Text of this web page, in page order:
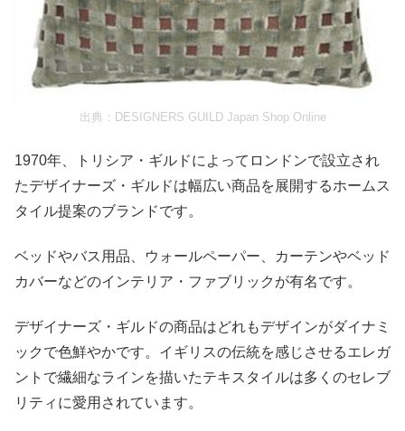
出典： DESIGNERS GUILD Japan Shop Online
1970年、トリシア・ギルドによってロンドンで設立され
たデザイナーズ・ギルドは幅広い商品を展開するホームス
タイル提案のブランドです。
ベッドやバス用品、ウォールペーパー、カーテンやベッド
カバーなどのインテリア・ファブリックが有名です。
デザイナーズ・ギルドの商品はどれもデザインがダイナミ
ックで色鮮やかです。イギリスの伝統を感じさせるエレガ
ントで繊細なラインを描いたテキスタイルは多くのセレブ
リティに愛用されています。